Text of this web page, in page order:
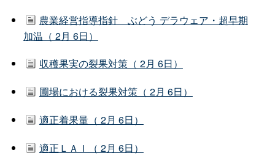
農業経営指導指針 ぶどう デラウェア・超早期
加温（ 2月 6日）
収穫果実の裂果対策（ 2月 6日）
圃場における裂果対策（ 2月 6日）
適正着果量（ 2月 6日）
適正ＬＡＩ（ 2月 6日）